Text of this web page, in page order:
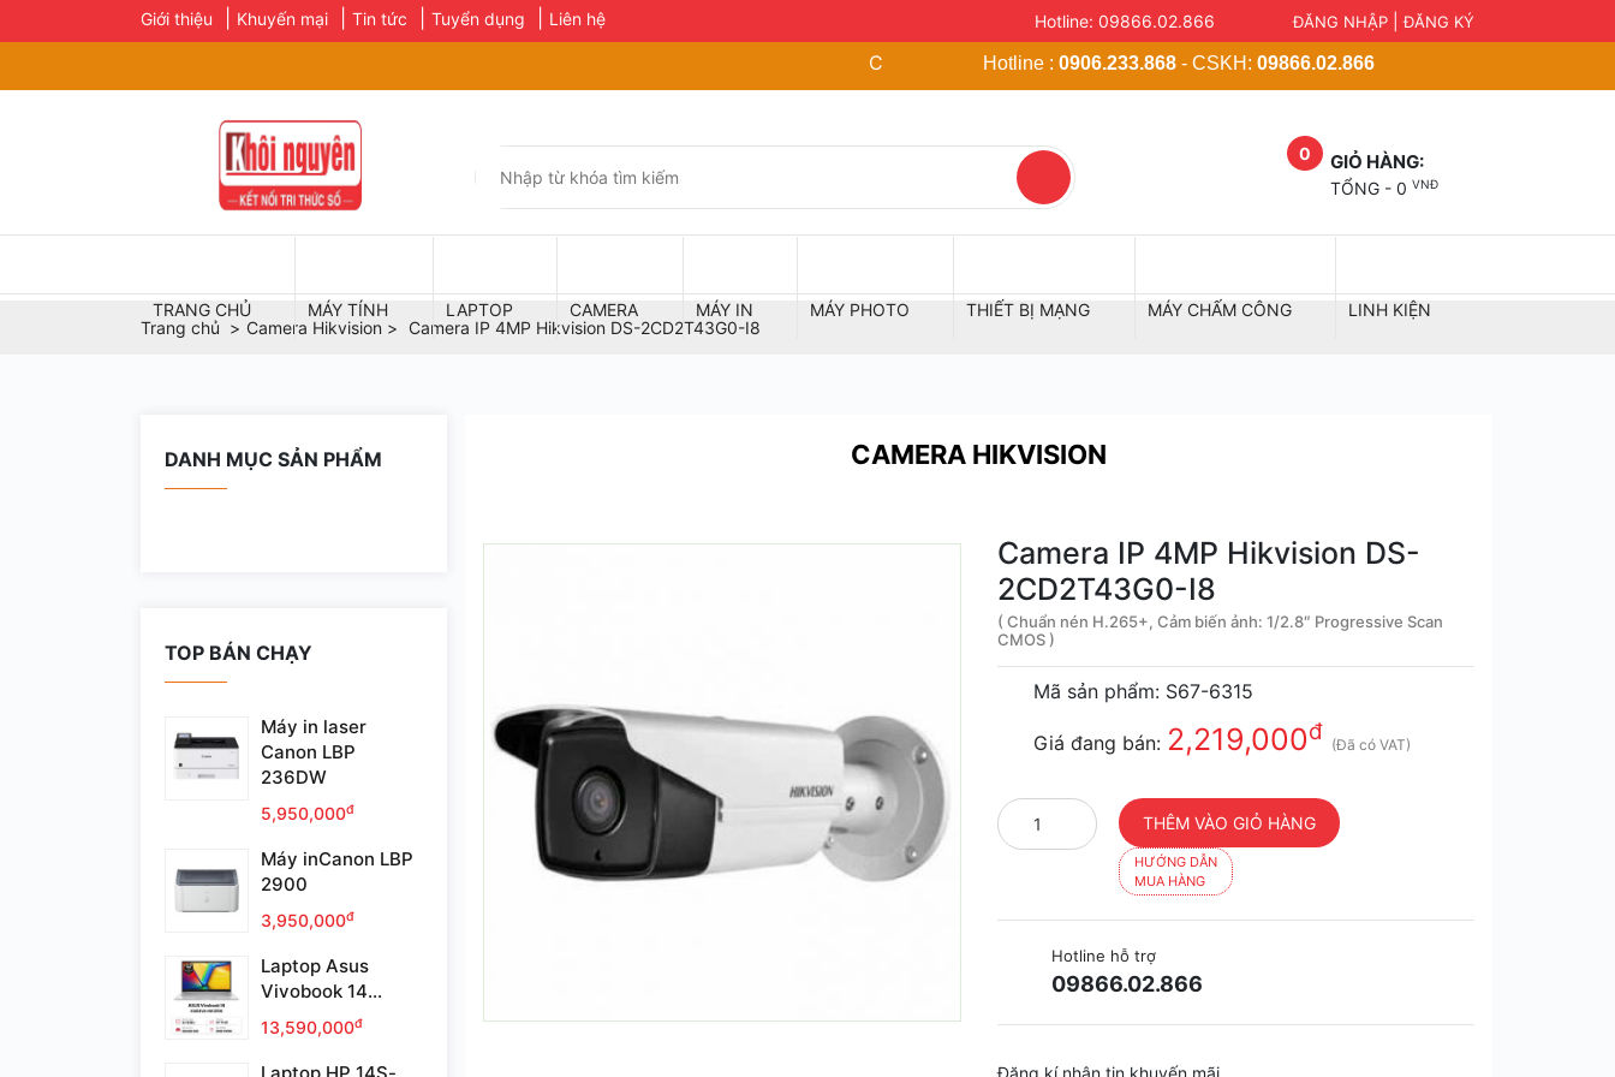
Giới thiệu Khuyến mại Tin tức Tuyển dụng Liên hệ ĐĂNG NHẬP |ĐĂNG KÝ
Hotline: 09866.02.866
Cơ Sở Hà Nội: Số 41B Đường Láng, Phường Ngã Tư Sở, Quận Đống Đa, TP.Hà
Hotline : 0906.233.868- CSKH: 09866.02.866
0 GIỎ HÀNG:
TỔNG - 0 VNĐ
TRANG CHỦ MÁY TÍNH LAPTOP CAMERA MÁY IN MÁY PHOTO THIẾT BỊ MẠNG MÁY CHẤM CÔNG
LINH KIỆN
Trang chủ
Camera Hikvision Camera IP 4MP Hikvision DS-2CD2T43G0-I8
DANH MỤC SẢN PHẨM
TOP BÁN CHẠY
Máy in laser
Canon LBP
236DW
5,950,000đ
Máy inCanon LBP
2900
3,950,000đ
Laptop Asus
Vivobook 14...
13,590,000đ
CAMERA HIKVISION
Camera IP 4MP Hikvision DS-
2CD2T43G0-I8
( Chuẩn nén H.265+, Cảm biến ảnh: 1/2.8″ Progressive Scan
CMOS )
Mã sản phẩm: S67-6315
Giá đang bán: 2,219,000đ (Đã có VAT)
HƯỚNG DẪN
MUA HÀNG
Hotline hỗ trợ
09866.02.866
Đăng kí nhận tin khuyến mãi